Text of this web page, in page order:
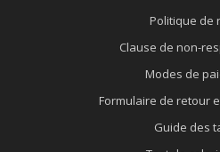
Politique de
Clause de non-
Modes de
Formulaire de retour
Guide des